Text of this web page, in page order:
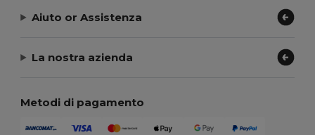
Aiuto or Assistenza
La nostra azienda
Metodi di pagamento